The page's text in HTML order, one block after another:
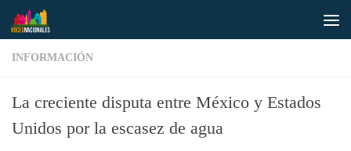
Saltar al contenido
INFORMACIÓN
La creciente disputa entre México y Estados
Unidos por la escasez de agua